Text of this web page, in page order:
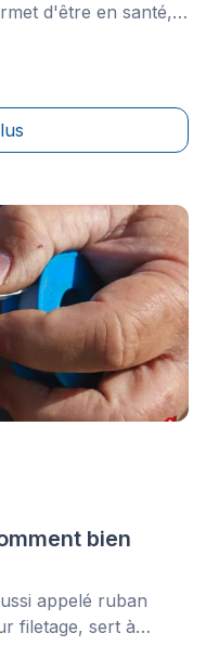
d'être en santé,
bien
appelé ruban
filetage, sert à